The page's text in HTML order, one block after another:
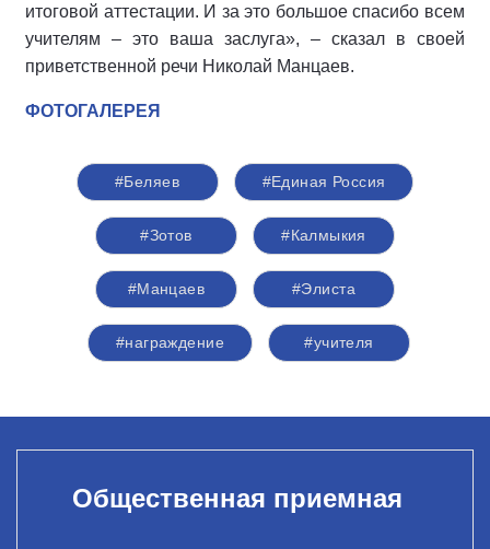
итоговой аттестации. И за это большое спасибо всем
учителям – это ваша заслуга», – сказал в своей
приветственной речи Николай Манцаев.
ФОТОГАЛЕРЕЯ
#Беляев #Единая Россия
#Зотов #Калмыкия
#Манцаев #Элиста
#награждение #учителя
Общественная приемная